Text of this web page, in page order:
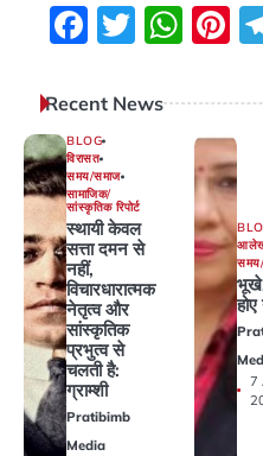
Facebook
Twitter
Recent News
BLOG
विरासत
समय/समाज
सामाजिक/
सांस्कृतिक रिपोर्ट
स्थायी केवल
सत्ता दमन से
नहीं,
विचारधारात्मक
नेतृत्व और
सांस्कृतिक
प्रभुत्व से
चलती है:
ग्राम्शी
Pratibimb
Media
आलेख
7